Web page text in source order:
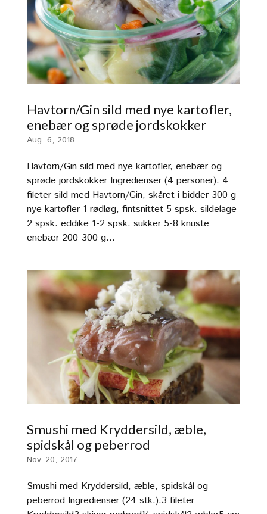
Havtorn/Gin sild med nye kartofler,
enebær og sprøde jordskokker
Aug. 6, 2018
Havtorn/Gin sild med nye kartofler, enebær og
sprøde jordskokker Ingredienser (4 personer): 4
fileter sild med Havtorn/Gin, skåret i bidder 300 g
nye kartofler 1 rødløg, fintsnittet 5 spsk. sildelage
2 spsk. eddike 1-2 spsk. sukker 5-8 knuste
enebær 200-300 g...
Smushi med Kryddersild, æble,
spidskål og peberrod
Nov. 20, 2017
Smushi med Kryddersild, æble, spidskål og
peberrod Ingredienser (24 stk.):3 fileter